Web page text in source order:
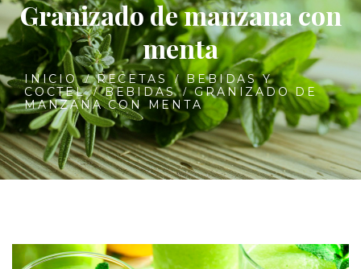
Granizado de manzana con
menta
INICIO RECETAS
BEBIDAS Y
COCTEL
BEBIDAS
GRANIZADO DE
MANZANA CON MENTA